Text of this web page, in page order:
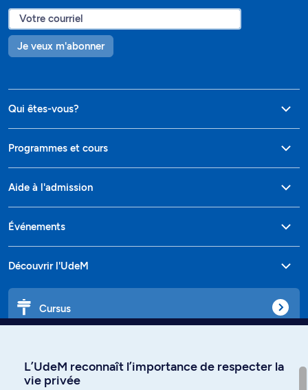
Je veux m'abonner
Qui êtes-vous?
Programmes et cours
Aide à l'admission
Événements
Découvrir l'UdeM
Cursus
L’UdeM reconnaît l’importance de respecter la
vie privée